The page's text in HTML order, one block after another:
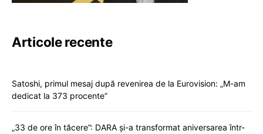
Articole recente
Satoshi, primul mesaj după revenirea de la Eurovision: „M-am
dedicat la 373 procente”
„33 de ore în tăcere”: DARA și-a transformat aniversarea într-